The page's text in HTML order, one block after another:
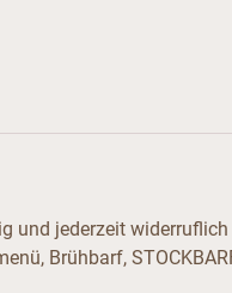
und jederzeit
Brühbarf,